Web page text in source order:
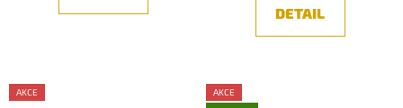
DETAIL
AKCE
AKCE